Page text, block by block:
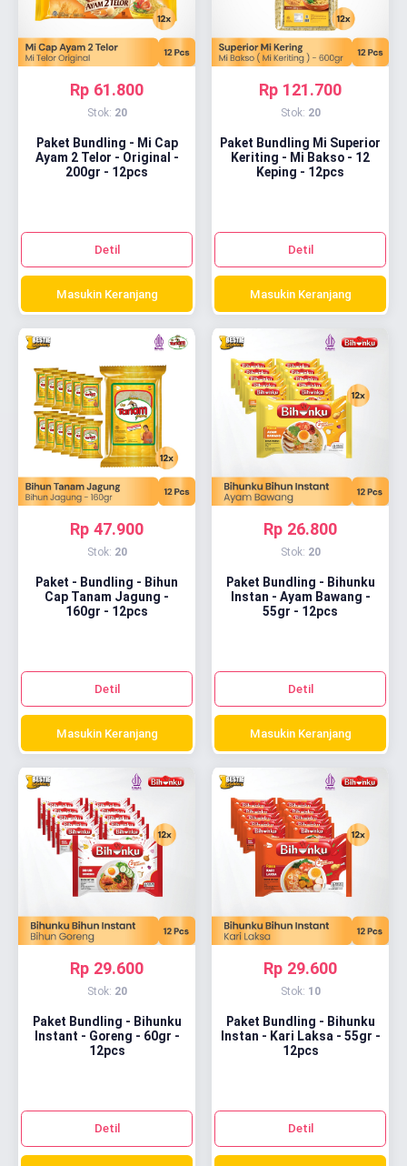
Rp 61.800
Stok: 20
Paket Bundling - Mi Cap
Ayam 2 Telor - Original -
200gr - 12pcs
Detil
Masukin Keranjang
Rp 121.700
Stok: 20
Paket Bundling Mi Superior
Keriting - Mi Bakso - 12
Keping - 12pcs
Detil
Masukin Keranjang
Rp 47.900
Stok: 20
Paket - Bundling - Bihun
Cap Tanam Jagung -
160gr - 12pcs
Detil
Masukin Keranjang
Rp 26.800
Stok: 20
Paket Bundling - Bihunku
Instan - Ayam Bawang -
55gr - 12pcs
Detil
Masukin Keranjang
Rp 29.600
Stok: 20
Paket Bundling - Bihunku
Instant - Goreng - 60gr -
12pcs
Detil
Rp 29.600
Stok: 10
Paket Bundling - Bihunku
Instan - Kari Laksa - 55gr -
12pcs
Detil